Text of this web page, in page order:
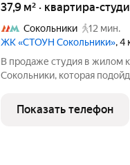
37,9 м² · квартира-
Сокольники
12 мин.
ЖК «СТОУН Сокольники», 4
В продаже студия в жилом
Сокольники, которая
пар. Проект расположен
доступности от
Показать телефон